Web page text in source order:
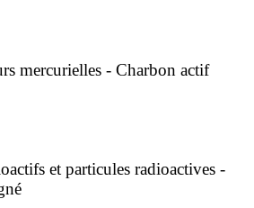
mercurielles - Charbon actif
et particules radioactives -